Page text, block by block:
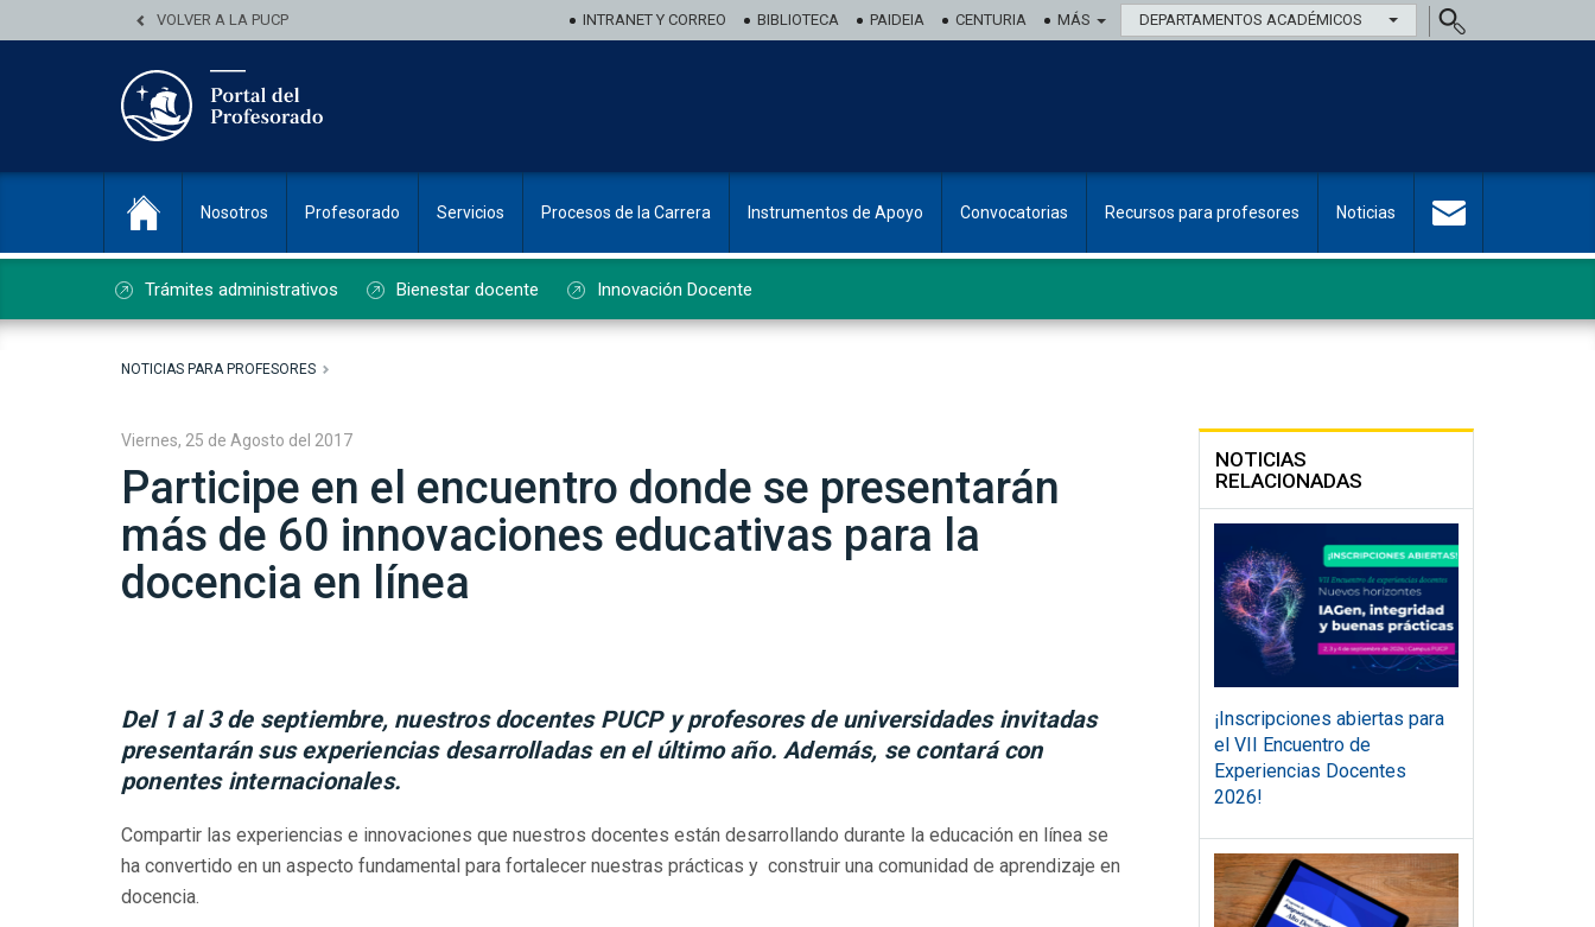
VOLVER A LA PUCP INTRANET Y CORREO BIBLIOTECA PAIDEIA CENTURIA MÁS DEPARTAMENTOS ACADÉMICOS
Nosotros Profesorado Servicios Procesos de la Carrera Instrumentos de Apoyo Convocatorias Recursos para profesores Noticias
Trámites administrativos Bienestar docente Innovación Docente
NOTICIAS PARA PROFESORES
Viernes, 25 de Agosto del 2017
Participe en el encuentro donde se presentarán
más de 60 innovaciones educativas para la
docencia en línea
Del 1 al 3 de septiembre, nuestros docentes PUCP y profesores de universidades invitadas
presentarán sus experiencias desarrolladas en el último año. Además, se contará con
ponentes internacionales.
Compartir las experiencias e innovaciones que nuestros docentes están desarrollando durante la educación en línea se
ha convertido en un aspecto fundamental para fortalecer nuestras prácticas y construir una comunidad de aprendizaje en
docencia.
NOTICIAS
RELACIONADAS
¡Inscripciones abiertas para
el VII Encuentro de
Experiencias Docentes
2026!